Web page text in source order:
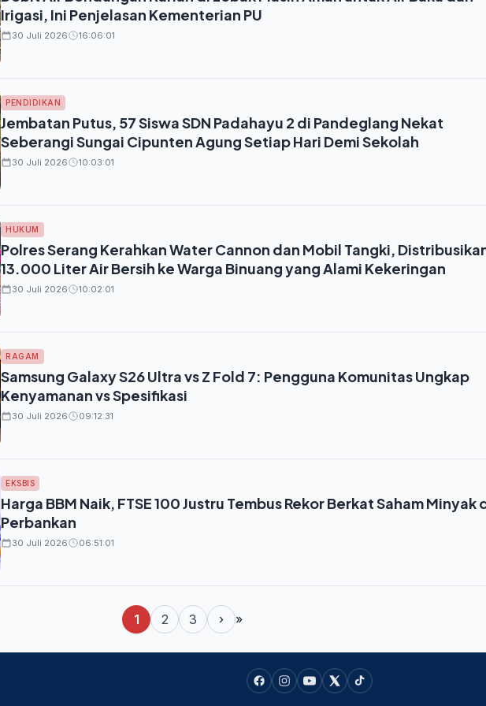
Irigasi, Ini Penjelasan Kementerian PU
30 Juli 2026 16:06:01
PENDIDIKAN
Jembatan Putus, 57 Siswa SDN Padahayu 2 di Pandeglang Nekat
Seberangi Sungai Cipunten Agung Setiap Hari Demi Sekolah
30 Juli 2026 10:03:01
HUKUM
Polres Serang Kerahkan Water Cannon dan Mobil Tangki,
13.000 Liter Air Bersih ke Warga Binuang yang Alami Kekeringan
30 Juli 2026 10:02:01
RAGAM
Samsung Galaxy S26 Ultra vs Z Fold 7: Pengguna Komunitas Ungkap
Kenyamanan vs Spesifikasi
30 Juli 2026 09:12:31
EKSBIS
Harga BBM Naik, FTSE 100 Justru Tembus Rekor Berkat Saham Minyak
Perbankan
30 Juli 2026 06:51:01
1 2 3 › »